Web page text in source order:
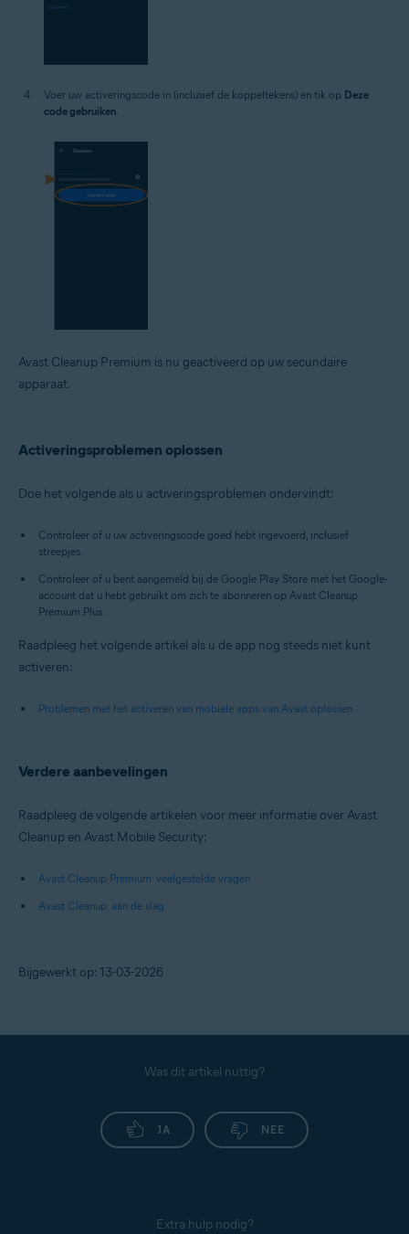
Voer uw activeringscode in (inclusief de koppeltekens) en tik op Deze
code gebruiken
Avast Cleanup Premium is nu geactiveerd op uw secundaire
apparaat.
Activeringsproblemen oplossen
Doe het volgende als u activeringsproblemen ondervindt:
Controleer of u uw activeringscode goed hebt ingevoerd, inclusief
streepjes.
Controleer of u bent aangemeld bij de Google Play Store met het Google-
account dat u hebt gebruikt om zich te abonneren op Avast Cleanup
Premium Plus.
Raadpleeg het volgende artikel als u de app nog steeds niet kunt
activeren:
Problemen met het activeren van mobiele apps van Avast oplossen
Verdere aanbevelingen
Raadpleeg de volgende artikelen voor meer informatie over Avast
Cleanup en Avast Mobile Security:
Avast Cleanup Premium: veelgestelde vragen
Avast Cleanup: aan de slag
Bijgewerkt op: 13-03-2026
Was dit artikel nuttig?
JA NEE
Extra hulp nodig?